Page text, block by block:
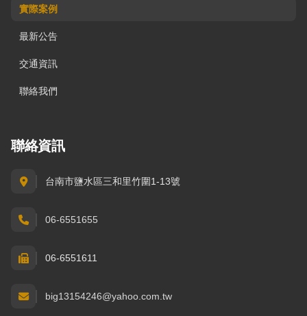
實際案例
最新公告
交通資訊
聯絡我們
聯絡資訊
台南市鹽水區三和里竹圍1-13號
06-6551655
06-6551611
big13154246@yahoo.com.tw